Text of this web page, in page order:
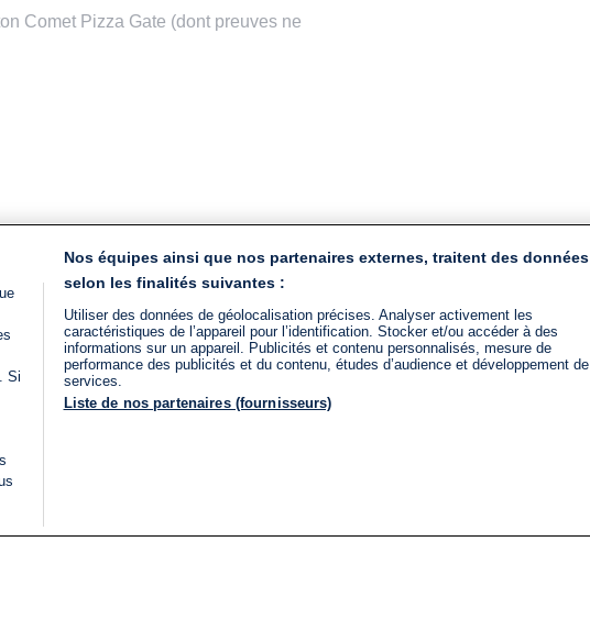
Comet Pizza Gate (dont preuves ne
Si
Nos équipes ainsi que nos partenaires externes, traitent des données
selon les finalités suivantes :
Utiliser des données de géolocalisation précises. Analyser activement les
caractéristiques de l’appareil pour l’identification. Stocker et/ou accéder à des
informations sur un appareil. Publicités et contenu personnalisés, mesure de
performance des publicités et du contenu, études d’audience et développement de
services.
Liste de nos partenaires (fournisseurs)